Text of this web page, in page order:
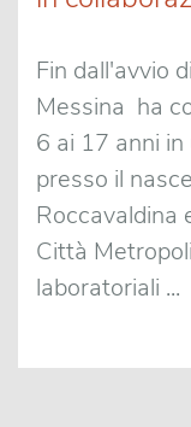
Fin dall'avvio
Messina ha
6 ai 17 anni
presso il
Roccavaldina
Città
laboratoriali ...